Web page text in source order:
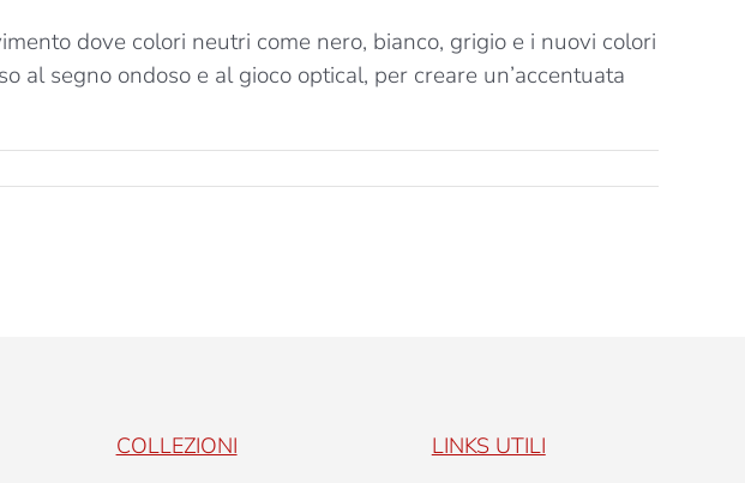
dove colori neutri come nero, bianco, grigio e i nuovi colori
al segno ondoso e al gioco optical, per creare un’accentuata
COLLEZIONI
LINKS UTILI